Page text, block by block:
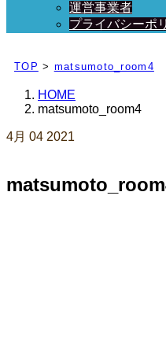
運営事業者
プライバシーポ
TOP > matsumoto_room4
HOME
matsumoto_room4
4月 04 2021